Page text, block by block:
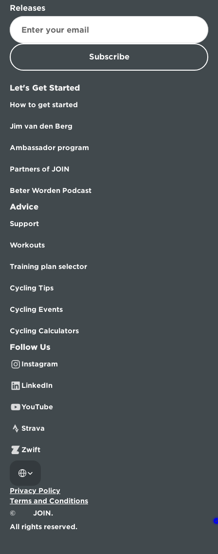
Releases
Subscribe
Let's Get Started
How to get started
Jim van den Berg
Ambassador program
Partners of JOIN
Beter Worden Podcast
Advice
Support
Workouts
Training plan selector
Cycling Tips
Cycling Events
Cycling Calculators
Follow Us
Instagram
LinkedIn
YouTube
Strava
Zwift
©
JOIN.
All rights reserved.
Privacy Policy
Terms and Conditions